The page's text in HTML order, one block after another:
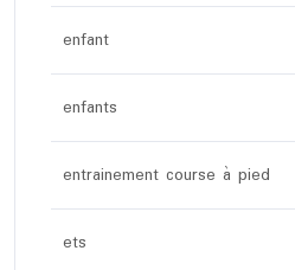
enfant
enfants
entrainement course à pied
ets